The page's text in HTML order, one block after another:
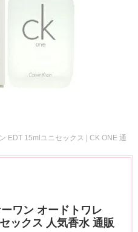
EDT 15mlユニセックス | CK ONE 通
ワン オードトワレ
ックス 人気香水 通販